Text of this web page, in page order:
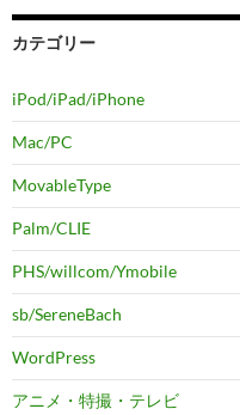
カテゴリー
iPod/iPad/iPhone
Mac/PC
MovableType
Palm/CLIE
PHS/willcom/Ymobile
sb/SereneBach
WordPress
アニメ・特撮・テレビ